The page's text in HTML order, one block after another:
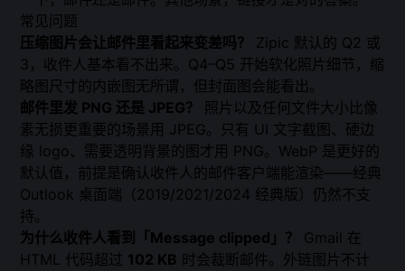
常见问题
压缩图片会让邮件里看起来变差吗？
Zipic 默认的 Q2 或
3，收件人基本看不出来。Q4–Q5 开始软化照片细节，缩
略图尺寸的内嵌图无所谓，但封面图会能看出。
邮件里发 PNG 还是 JPEG？
照片以及任何文件大小比像
素无损更重要的场景用 JPEG。只有 UI 文字截图、硬边
缘 logo、需要透明背景的图才用 PNG。WebP 是更好的
默认值，前提是确认收件人的邮件客户端能渲染——经典
Outlook 桌面端（2019/2021/2024 经典版）仍然不支
持。
为什么收件人看到「Message clipped」？
Gmail 在
HTML 代码超过 102 KB 时会裁断邮件。外链图片不计